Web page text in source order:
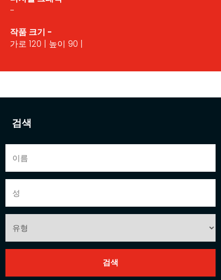
검색
-
작품 크기 -
가로 120 | 높이 90 |